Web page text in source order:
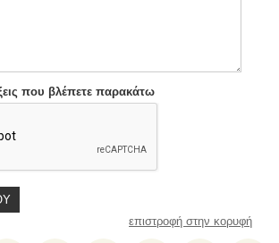
που βλέπετε παρακάτω
επιστροφή στην κορυφή